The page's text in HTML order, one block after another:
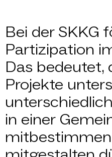
Bei der SKKG
Partizipation
Das bedeutet,
Projekte
in einer